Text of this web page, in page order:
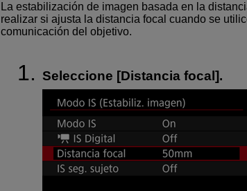
La estabilización de imagen basada en la
realizar si ajusta la distancia focal cuando se
comunicación del objetivo.
Seleccione [Distancia focal ].